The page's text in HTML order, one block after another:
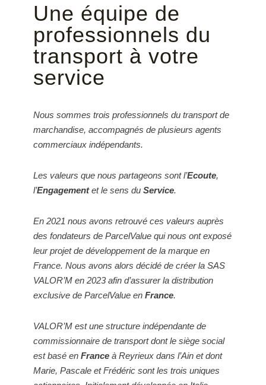
Une équipe de
professionnels du
transport à votre
service
Nous sommes trois professionnels du transport de
marchandise, accompagnés de plusieurs agents
commerciaux indépendants.
Les valeurs que nous partageons sont l’Ecoute,
l’Engagementet le sens du Service.
En 2021 nous avons retrouvé ces valeurs auprès
des fondateurs de ParcelValue qui nous ont exposé
leur projet de développement de la marque en
France. Nous avons alors décidé de créer la SAS
VALOR’M en 2023 afin d’assurer la distribution
exclusive de ParcelValue en France.
VALOR’M est une structure indépendante de
commissionnaire de transport dont le siège social
est basé en France à Reyrieux dans l’Ain et dont
Marie, Pascale et Frédéric sont les trois uniques